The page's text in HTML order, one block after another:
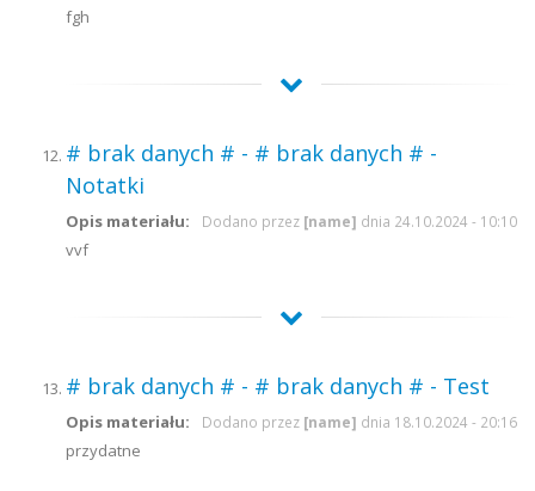
fgh
# brak danych # - # brak danych # -
Notatki
Dodano przez [name] dnia 24.10.2024 - 10:10
Opis materiału:
vvf
# brak danych # - # brak danych # - Test
Dodano przez [name] dnia 18.10.2024 - 20:16
Opis materiału:
przydatne